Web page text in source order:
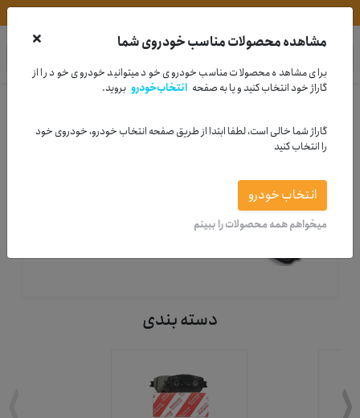
لنت
دسته بندی
مشاهده محصولات مناسب خودروی شما
برای مشاهده محصولات مناسب خودروی خود میتوانید خودروی خود را از
گاراژ خود انتخاب کنید و یا به صفحه انتخاب‌خودرو بروید.
گاراژ شما خالی است، لطفا ابتدا از طریق صفحه انتخاب خودرو، خودروی خود
را انتخاب کنید
انتخاب خودرو
میخواهم همه محصولات را ببینم